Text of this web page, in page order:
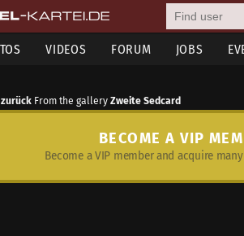
VIDEOS FORUM JOBS
From the gallery Zweite Sedcard
BECOME A VIP
Become a VIP member and acquire